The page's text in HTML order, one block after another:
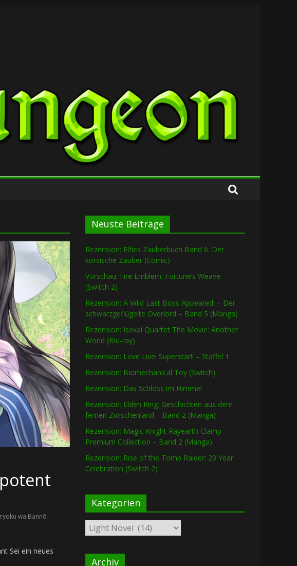
wa Bannō
Sei ein neues
Neuste Beiträge
Rezension: Elfies Zauberbuch Band 6: Der
korsische Zauber (Comic)
Vorschau: Fire Emblem: Fortune’s Weave
(Switch 2)
Rezension: A Wild Last Boss Appeared! – Der
schwarzgeflügelte Overlord – Band 5 (Manga)
Rezension: Isekai Quartet The Movie: Another
World (Blu-ray)
Rezension: Love Live! Superstar!! – Staffel 1
Rezension: Biomechanical Toy (Switch)
Rezension: Das Schloss im Himmel
Rezension: Elden Ring: Geschichten aus dem
fernen Zwischenland – Band 2 (Manga)
Rezension: Magic Knight Rayearth Clamp
Premium Collection – Band 2 (Manga)
Rezension: Rise of the Tomb Raider: 20 Year
Celebration (Switch 2)
Kategorien
Kategorien
Archiv